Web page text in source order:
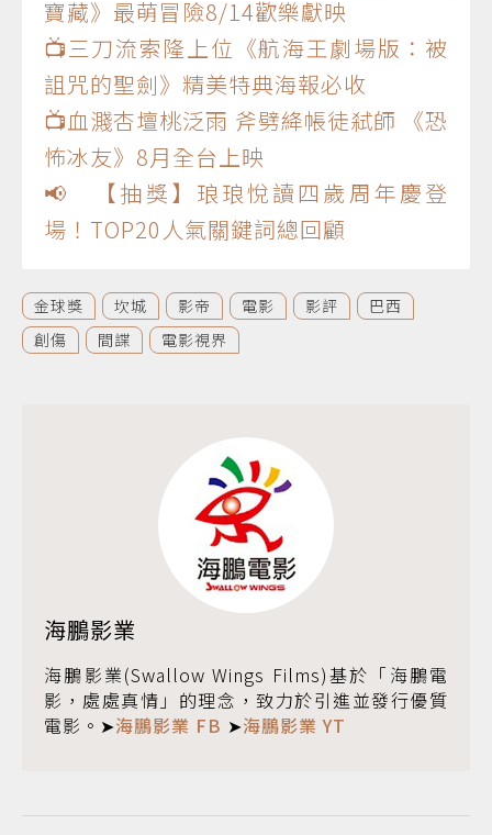
寶藏》最萌冒險8/14歡樂獻映
📺三刀流索隆上位《航海王劇場版：被
詛咒的聖劍》精美特典海報必收
📺血濺杏壇桃泛雨 斧劈絳帳徒弒師 《恐
怖冰友》8月全台上映
📢 【抽獎】琅琅悅讀四歲周年慶登
場！TOP20人氣關鍵詞總回顧
金球獎 坎城 影帝 電影 影評
巴西
創傷
間諜 電影視界
海鵬影業
海鵬影業(Swallow Wings Films)基於「海鵬電
影，處處真情」的理念，致力於引進並發行優質
電影。➤海鵬影業 FB ➤海鵬影業 YT